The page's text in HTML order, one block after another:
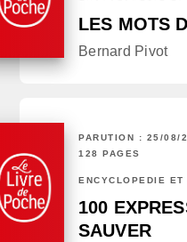
LES MOTS
Bernard Pivot
PARUTION : 25/08/
128 PAGES
ENCYCLOPÉDIE ET
100
SAUVER